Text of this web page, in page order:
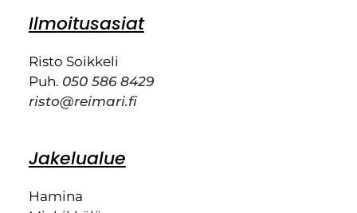
Ilmoitusasiat
Risto Soikkeli
Puh. 050 586 8429
risto@reimari.fi
Jakelualue
Hamina